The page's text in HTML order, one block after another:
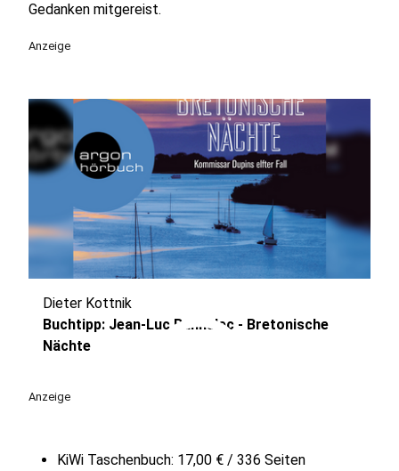
Gedanken mitgereist.
Anzeige
play_circle
Dieter Kottnik
Buchtipp: Jean-Luc Bannalec - Bretonische
Nächte
Anzeige
KiWi Taschenbuch: 17,00 € / 336 Seiten